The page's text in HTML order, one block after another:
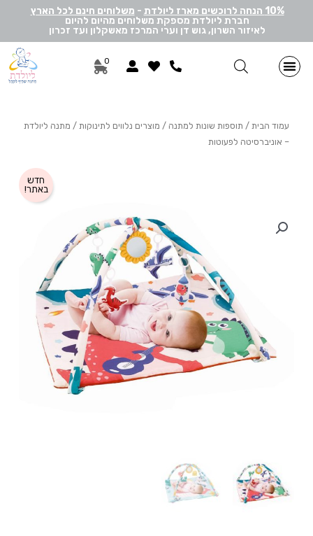
10% הנחה לרוכשים מארז ליולדת - משלוחים חינם לכל הארץ
חברת ליולדת מספקת משלוחים מהיום להיום
לאיזור השרון, גוש דן וערי המרכז מאשקלון ועד זכרון
0
עמוד הבית / תוספות שונות למתנה / מוצרים נלווים לתינוקות / מתנה ליולדת
– אוניברסיטה לפעוטות
חדש
באתר!